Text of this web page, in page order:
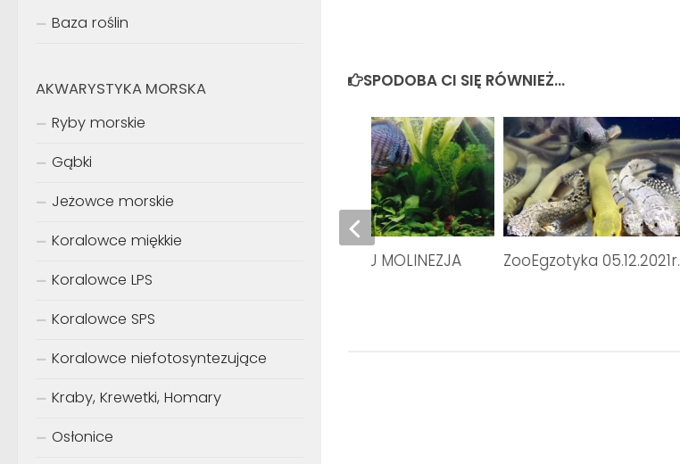
SPODOBA CI SIĘ RÓWNIEŻ...
ZooEgzotyka 05.12.2021r.
XX wystawa KLUBU MOLINEZJA
Baza roślin
AKWARYSTYKA MORSKA
Ryby morskie
Gąbki
Jeżowce morskie
Koralowce miękkie
Koralowce LPS
Koralowce SPS
Koralowce niefotosyntezujące
Kraby, Krewetki, Homary
Osłonice